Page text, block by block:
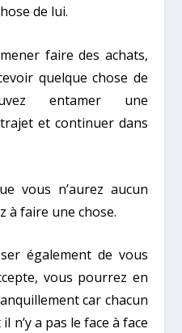
de lui.
faire des achats,
quelque chose de
entamer une
et continuer dans
vous n’aurez aucun
à faire une chose.
également de vous
vous pourrez en
car chacun
n’y a pas le face à face